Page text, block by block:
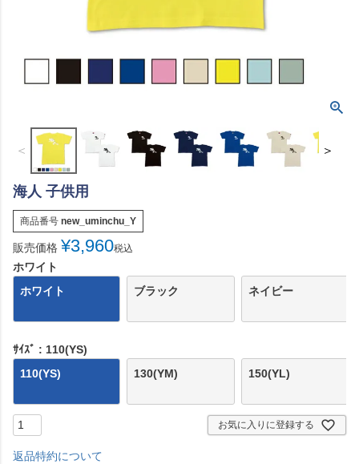
＜ ＞
海人 子供用
商品番号 new_uminchu_Y
販売価格 ¥3,960税込
ホワイト
ホワイト
ブラック ネイビー
ｻｲｽﾞ
110(YS)
110(YS)
130(YM) 150(YL)
お気に入りに登録する
返品特約について